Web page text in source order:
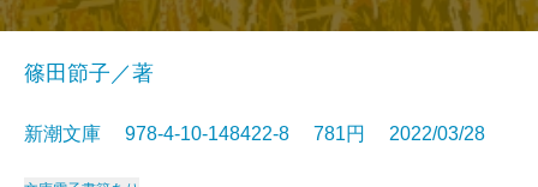
篠田節子／著
新潮文庫 978-4-10-148422-8 781円 2022/03/28